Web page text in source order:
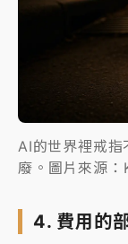
AI的世界裡戒指
廢。圖片來源
4. 費用的